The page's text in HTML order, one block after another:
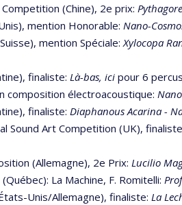
(Chine), 2e prix:
mention Honorable: Nano-
mention Spéciale: Xylocopa
finaliste: Là-bas, ici pour 6
composition électroacoustique:
finaliste: Diaphanous Acarina -
Sound Art Competition (UK),
(Allemagne), 2e Prix: Lucilio
La Machine, F. Romitelli:
Unis/Allemagne), finaliste: La